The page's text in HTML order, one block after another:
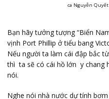
ca Nguyễn
Bạn hãy tưởng tượng “Biển
vịnh Port Phillip ở tiểu bang
Nếu người ta làm cái đập bắc
thì ta sẽ có cái hồ lớn y chang
nói.
Nghe nói nhà nước dự tính